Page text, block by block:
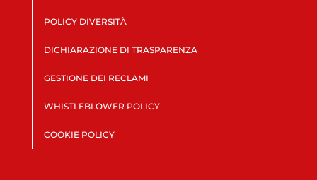
POLICY DIVERSITÀ
DICHIARAZIONE DI TRASPARENZA
GESTIONE DEI RECLAMI
WHISTLEBLOWER POLICY
COOKIE POLICY